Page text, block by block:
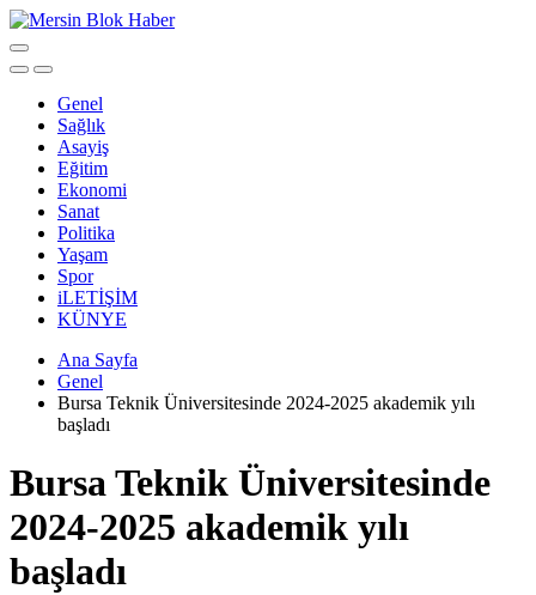
Genel
Sağlık
Asayiş
Eğitim
Ekonomi
Sanat
Politika
Yaşam
Spor
iLETİŞİM
KÜNYE
Ana Sayfa
Genel
Bursa Teknik Üniversitesinde 2024-2025 akademik yılı
başladı
Bursa Teknik Üniversitesinde
2024-2025 akademik yılı
başladı